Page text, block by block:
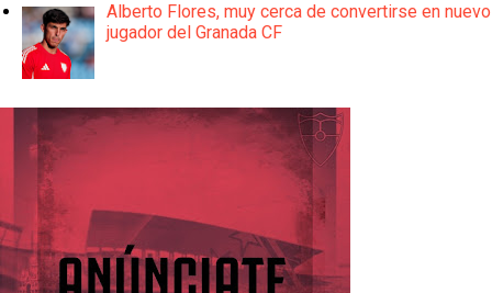
Alberto Flores, muy cerca de convertirse en nuevo
jugador del Granada CF